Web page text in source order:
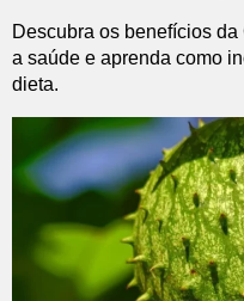
Descubra os benefícios
a saúde e aprenda como
dieta.